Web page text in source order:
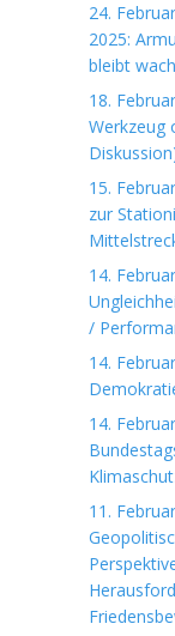
24.
2025:
bleibt
18.
Werkzeug
15.
zur
14.
/
14.
14.
11.